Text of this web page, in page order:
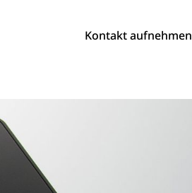
Kontakt aufnehmen